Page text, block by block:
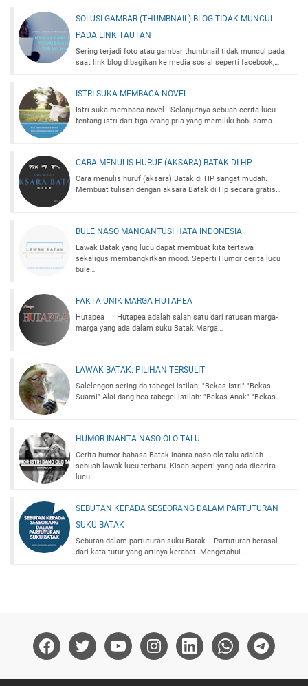
SOLUSI GAMBAR (THUMBNAIL) BLOG TIDAK MUNCUL
PADA LINK TAUTAN
Sering terjadi foto atau gambar thumbnail tidak muncul pada
saat link blog dibagikan ke media sosial seperti facebook,…
ISTRI SUKA MEMBACA NOVEL
Istri suka membaca novel - Selanjutnya sebuah cerita lucu
tentang istri dari tiga orang pria yang memiliki hobi sama…
CARA MENULIS HURUF (AKSARA) BATAK DI HP
Cara menulis huruf (aksara) Batak di HP sangat mudah.
Membuat tulisan dengan aksara Batak di Hp secara gratis…
BULE NASO MANGANTUSI HATA INDONESIA
Lawak Batak yang lucu dapat membuat kita tertawa
sekaligus membangkitkan mood. Seperti Humor cerita lucu
bule…
FAKTA UNIK MARGA HUTAPEA
Hutapea Hutapea adalah salah satu dari ratusan marga-
marga yang ada dalam suku Batak.Marga…
LAWAK BATAK: PILIHAN TERSULIT
Salelengon sering do tabegei istilah: "Bekas Istri" "Bekas
Suami" Alai dang hea tabegei istilah: "Bekas Anak" "Bekas…
HUMOR INANTA NASO OLO TALU
Cerita humor bahasa Batak inanta naso olo talu adalah
sebuah lawak lucu terbaru. Kisah seperti yang ada dicerita
lucu…
SEBUTAN KEPADA SESEORANG DALAM PARTUTURAN
SUKU BATAK
Sebutan dalam partuturan suku Batak - Partuturan berasal
dari kata tutur yang artinya kerabat. Mengetahui…